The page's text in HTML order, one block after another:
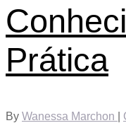
Prática
By Wanessa Marchon